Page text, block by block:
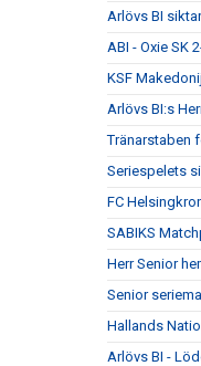
Arlövs BI
ABI - Oxie SK
KSF
Arlövs BI:s
Tränarstaben
Seriespelets
FC
SABIKS
Herr Senior
Senior
Hallands
Arlövs BI -